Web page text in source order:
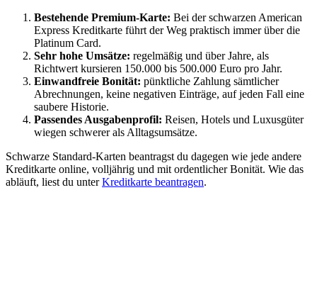
Bestehende Premium-Karte: Bei der schwarzen American
Express Kreditkarte führt der Weg praktisch immer über die
Platinum Card.
Sehr hohe Umsätze: regelmäßig und über Jahre, als
Richtwert kursieren 150.000 bis 500.000 Euro pro Jahr.
Einwandfreie Bonität: pünktliche Zahlung sämtlicher
Abrechnungen, keine negativen Einträge, auf jeden Fall eine
saubere Historie.
Passendes Ausgabenprofil: Reisen, Hotels und Luxusgüter
wiegen schwerer als Alltagsumsätze.
Schwarze Standard-Karten beantragst du dagegen wie jede andere
Kreditkarte online, volljährig und mit ordentlicher Bonität. Wie das
abläuft, liest du unterKreditkarte beantragen.